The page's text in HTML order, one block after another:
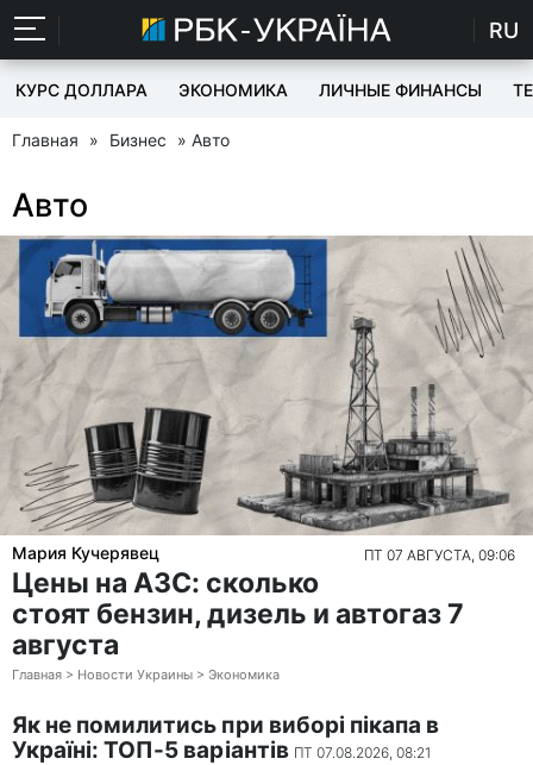
RU
КУРС ДОЛЛАРА ЭКОНОМИКА ЛИЧНЫЕ ФИНАНСЫ
Главная » Бизнес » Авто
Авто
ПТ 07 АВГУСТА, 09:06
Мария Кучерявец
Цены на АЗС: сколько
стоят бензин, дизель и автогаз 7
августа
Главная > Новости Украины > Экономика
Як не помилитись при виборі пікапа в
Україні: ТОП-5 варіантів ПТ 07.08.2026, 08:21